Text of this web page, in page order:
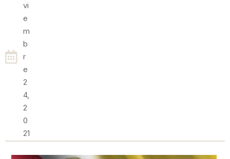
Vi
E
M
B
R
E
2
4,
2
0
21